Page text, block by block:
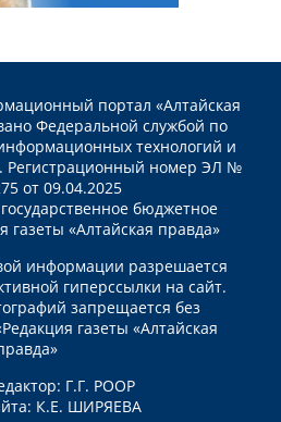
портал «Алтайская
Федеральной службой по
технологий и
Регистрационный номер ЭЛ №
от 09.04.2025
бюджетное
газеты «Алтайская правда»
информации разрешается
гиперссылки на сайт.
запрещается без
газеты «Алтайская
Г.Г. РООР
К.Е. ШИРЯЕВА